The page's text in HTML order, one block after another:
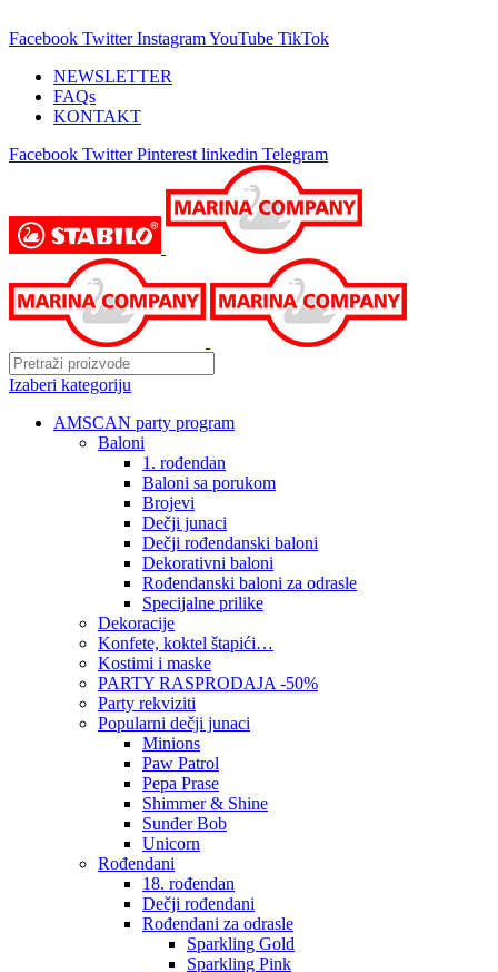
Facebook Twitter InstagramYouTube TikTok
NEWSLETTER
FAQs
KONTAKT
Facebook Twitter Pinterest linkedin Telegram
Izaberi kategoriju
AMSCAN party program
Baloni
1. rođendan
Baloni sa porukom
Brojevi
Dečji junaci
Dečji rođendanski baloni
Dekorativni baloni
Rođendanski baloni za odrasle
Specijalne prilike
Dekoracije
Konfete, koktel štapići…
Kostimi i maske
PARTY RASPRODAJA -50%
Party rekviziti
Popularni dečji junaci
Minions
Paw Patrol
Pepa Prase
Shimmer & Shine
Sunđer Bob
Unicorn
Rođendani
18. rođendan
Dečji rođendani
Rođendani za odrasle
Sparkling Gold
Sparkling Pink